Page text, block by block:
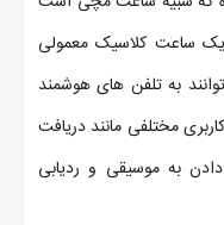
یک ساعت کلاسیک معمولی
به تلفن ‌های هوشمند
مختلفی مانند دریافت
به موسیقی و ردیابی